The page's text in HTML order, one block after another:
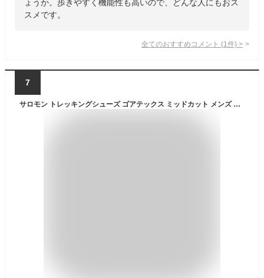
ょうか。歩きやすく機能性も高いので、どんな人にもおス
スメです。
全てのおすすめコメント (1 件) >
7
サロモン トレッキングシューズ ゴアテックス ミッドカット メンズ アウトパルス ミッド OUTPULSE MID GTX L47152200 GORE-TEX salomon 登山靴 防水シューズ 山登り